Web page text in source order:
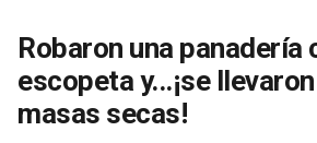
Robaron una panadería
escopeta y...¡se
masas secas!